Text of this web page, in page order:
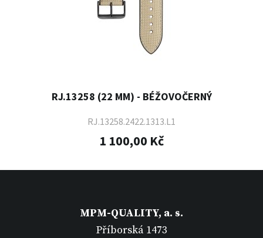
RJ.13258 (22 MM) - BÉŽOVOČERNÝ
RJ.13258.2422.1313.L1
1 100,00 Kč
MPM-QUALITY, a. s.
Příborská 1473